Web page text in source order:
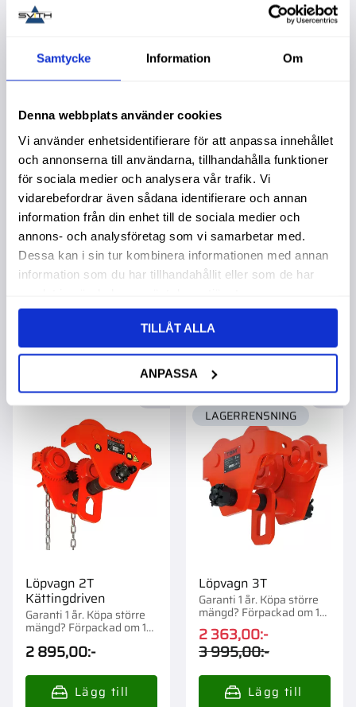
Samtycke Information Om
Denna webbplats använder cookies
Vi använder enhetsidentifierare för att anpassa innehållet
och annonserna till användarna, tillhandahålla funktioner
för sociala medier och analysera vår trafik. Vi
vidarebefordrar även sådana identifierare och annan
information från din enhet till de sociala medier och
annons- och analysföretag som vi samarbetar med.
Dessa kan i sin tur kombinera informationen med annan
information som du har tillhandahållit eller som de har
TILLÅT ALLA
ANPASSA
Löpvagn 1T
Kättingdriven
Garanti 1 år. Köpa större
mängd? Förpackad om 1
st.
Löpvagn 2T
Garanti 1 år. Köpa större
mängd? Förpackad om 1
st.
1 409,00:-
Löpvagn 2T
Kättingdriven
Garanti 1 år. Köpa större
mängd? Förpackad om 1
2 895,00:-
Lägg till i favoriter
Löpvagn 3T
Garanti 1 år. Köpa större
mängd? Förpackad om 1
st.
2 363,00:-
3 995,00:-
41%
LAGERRENSNING